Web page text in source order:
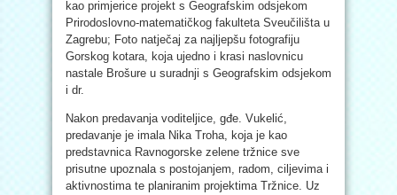
kao primjerice projekt s Geografskim odsjekom
Prirodoslovno-matematičkog fakulteta Sveučilišta u
Zagrebu; Foto natječaj za najljepšu fotografiju
Gorskog kotara, koja ujedno i krasi naslovnicu
nastale Brošure u suradnji s Geografskim odsjekom
i dr.
Nakon predavanja voditeljice, gđe. Vukelić,
predavanje je imala Nika Troha, koja je kao
predstavnica Ravnogorske zelene tržnice sve
prisutne upoznala s postojanjem, radom, ciljevima i
aktivnostima te planiranim projektima Tržnice. Uz